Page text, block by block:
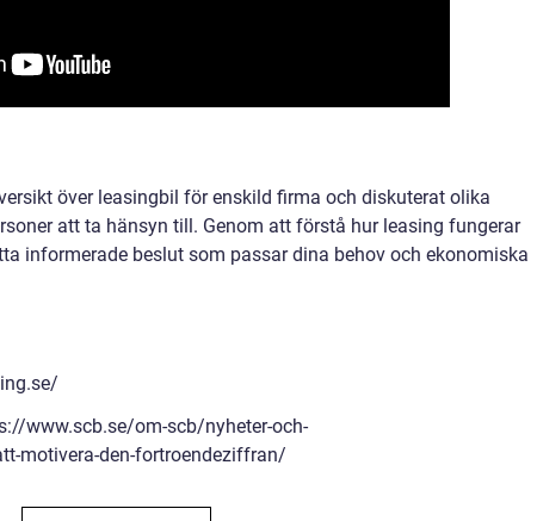
över leasingbil för enskild firma och diskuterat olika
att ta hänsyn till. Genom att förstå hur leasing fungerar
informerade beslut som passar dina behov och ekonomiska
www.scb.se/om-scb/nyheter-och-
motivera-den-fortroendeziffran/